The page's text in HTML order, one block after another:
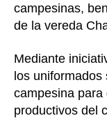
campesinas,
de la vereda
Mediante
los uniformados
campesina
productivos del